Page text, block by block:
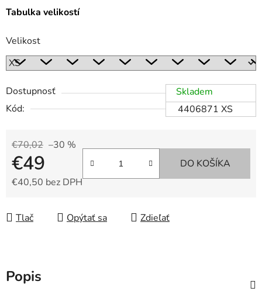
Tabulka velikostí
Velikost
Dostupnosť
Skladem
Kód:
4406871 XS
€70,02 –30 %
€49
€40,50 bez DPH
DO KOŠÍKA
Tlač Opýtať sa Zdieľať
Popis